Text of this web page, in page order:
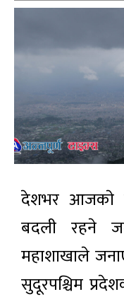
देशभर आजकाे
बदली रहने
महाशाखाले
सुदूरपश्चिम